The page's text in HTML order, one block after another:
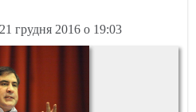
21 грудня 2016 о 19:03